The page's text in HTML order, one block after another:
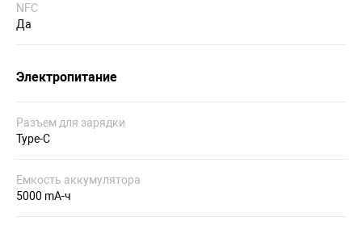
NFC
Да
Электропитание
Разъем для зарядки
Type-C
Емкость аккумулятора
5000 mA-ч